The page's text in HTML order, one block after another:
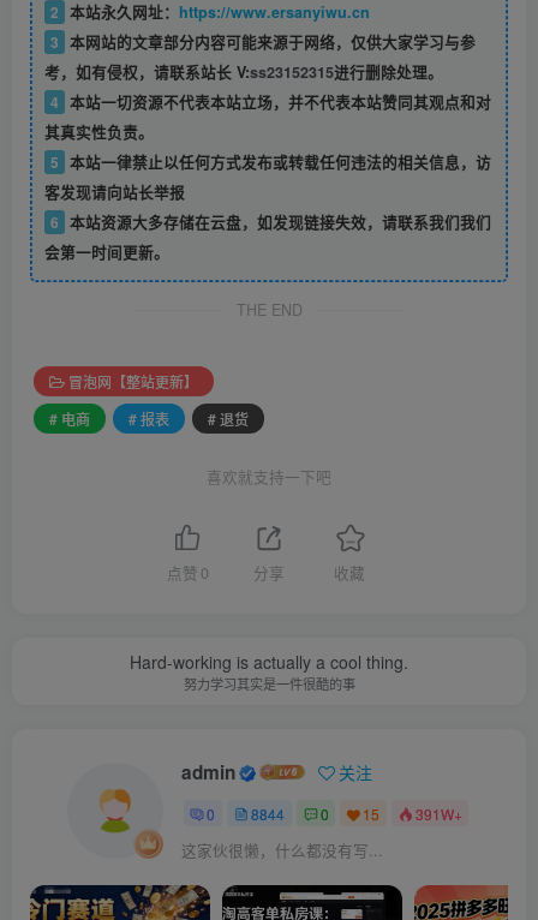
2 本站永久网址： https://www.ersanyiwu.cn
3 本网站的文章部分内容可能来源于网络，仅供大家学习与参
考，如有侵权，请联系站长 V:ss23152315进行删除处理。
4 本站一切资源不代表本站立场，并不代表本站赞同其观点和对
其真实性负责。
5 本站一律禁止以任何方式发布或转载任何违法的相关信息，访
客发现请向站长举报
6 本站资源大多存储在云盘，如发现链接失效，请联系我们我们
会第一时间更新。
THE END
冒泡网【整站更新】
# 电商
# 报表 # 退货
喜欢就支持一下吧
点赞 0 分享 收藏
Hard-working is actually a cool thing.
努力学习其实是一件很酷的事
admin 关注
0 8844 0 15 391W+
这家伙很懒，什么都没有写...